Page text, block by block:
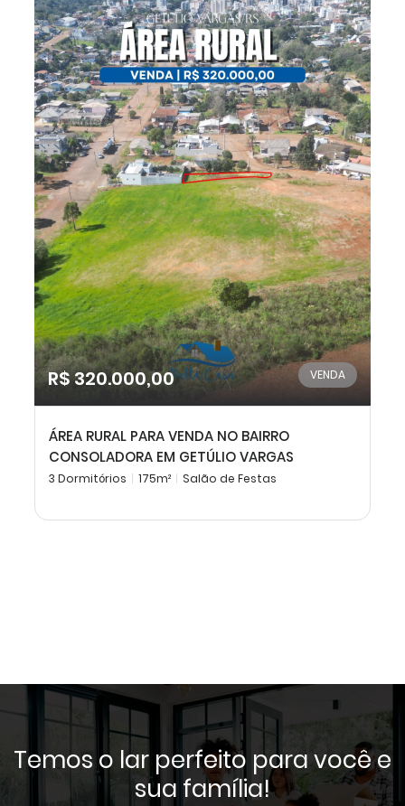
R$ 320.000,00 VENDA
ÁREA RURAL PARA VENDA NO BAIRRO
CONSOLADORA EM GETÚLIO VARGAS
3 Dormitórios 175m² Salão de Festas
Temos o lar perfeito para você e
sua família!